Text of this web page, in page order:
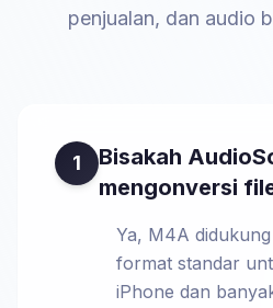
penjualan, dan audio
1
Bisakah
mengonversi
Ya, M4A
format standar
iPhone dan